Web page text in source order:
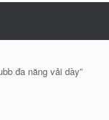
đa năng vải dày”